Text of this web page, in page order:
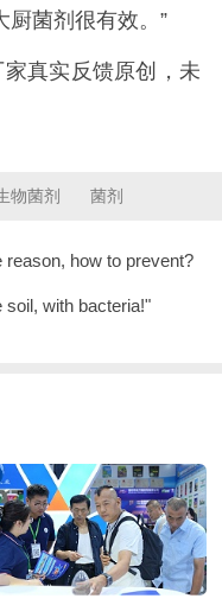
菌剂很有效。”
真实反馈原创，未
物菌剂 菌剂
how to prevent?
with bacteria!"